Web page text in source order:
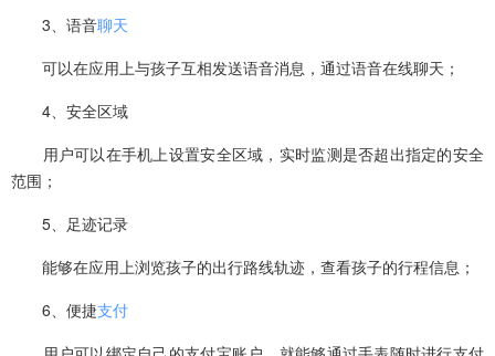
3、语音聊天
可以在应用上与孩子互相发送语音消息，通过语音在线聊天；
4、安全区域
用户可以在手机上设置安全区域，实时监测是否超出指定的安全
范围；
5、足迹记录
能够在应用上浏览孩子的出行路线轨迹，查看孩子的行程信息；
6、便捷支付